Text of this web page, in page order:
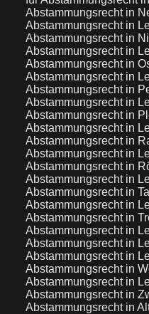
Abstammungsrecht in
Abstammungsrecht in
Abstammungsrecht in
Abstammungsrecht in
Abstammungsrecht in
Abstammungsrecht in
Abstammungsrecht in
Abstammungsrecht in
Abstammungsrecht in
Abstammungsrecht in
Abstammungsrecht in
Abstammungsrecht in
Abstammungsrecht in
Abstammungsrecht in
Abstammungsrecht in
Abstammungsrecht in
Abstammungsrecht in
Abstammungsrecht in
Abstammungsrecht in
Abstammungsrecht in
Abstammungsrecht in
Abstammungsrecht in
Abstammungsrecht in
Abstammungsrecht in